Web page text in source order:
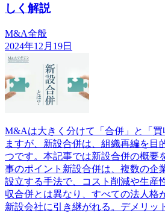
しく解説
M&A全般
2024年12月19日
M&Aは大きく分けて「合併」と「
ますが、新設合併は、組織再編を目
つです。本記事では新設合併の概要
事のポイント新設合併は、複数の企
設立する手法で、コスト削減や生産
収合併とは異なり、すべての法人格
新設会社に引き継がれる。デメリッ